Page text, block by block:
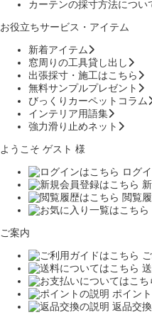
カーテンの採寸方法につい
お役立ちサービス・アイテム
新着アイテム
窓周りの工具貸し出し
出張採寸・施工はこちら
無料サンプルプレゼント
びっくりカーペットコラム
インテリア用語集
強力滑り止めネット
ようこそ ゲスト 様
ログ
閲覧
ご案内
ポイン
返品交